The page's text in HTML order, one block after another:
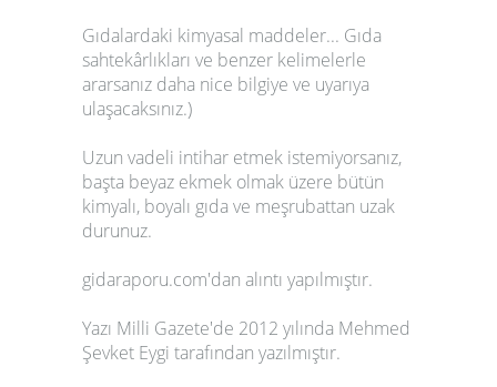
Gıdalardaki kimyasal maddeler... Gıda
sahtekârlıkları ve benzer kelimelerle
ararsanız daha nice bilgiye ve uyarıya
ulaşacaksınız.)
Uzun vadeli intihar etmek istemiyorsanız,
başta beyaz ekmek olmak üzere bütün
kimyalı, boyalı gıda ve meşrubattan uzak
durunuz.
gidaraporu.com'dan alıntı yapılmıştır.
Yazı Milli Gazete'de 2012 yılında Mehmed
Şevket Eygi tarafından yazılmıştır.